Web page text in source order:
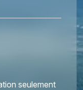
seulement